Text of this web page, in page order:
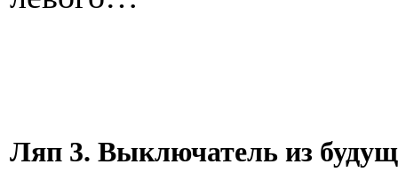
Ляп 3. Выключатель из